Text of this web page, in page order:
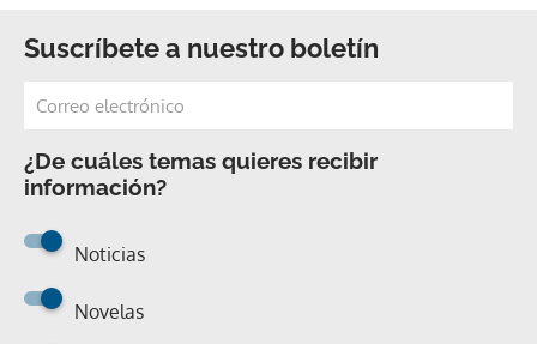
Suscríbete a nuestro boletín
¿De cuáles temas quieres recibir
información?
Noticias
Novelas